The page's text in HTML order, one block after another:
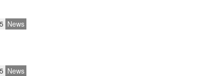
News
News